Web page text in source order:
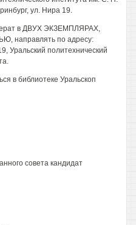
ул. Нира 19.
в ДВУХ ЭКЗЕМПЛЯРАХ,
направлять по адресу:
Уральский политехнический
в библиотеке Уральскоп
совета кандидат